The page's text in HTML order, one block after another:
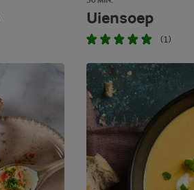
Uiensoep
(1)